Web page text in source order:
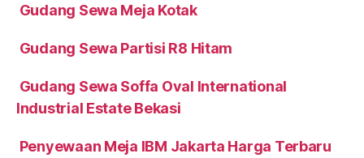
Gudang Sewa Meja Kotak
Gudang Sewa Partisi R8 Hitam
Gudang Sewa Soffa Oval International
Industrial Estate Bekasi
Penyewaan Meja IBM Jakarta Harga Terbaru